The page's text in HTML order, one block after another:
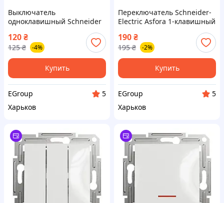
Выключатель
одноклавишный Schneider
Electric белый, без рамки
Asfora
120₴
125 ₴ -4%
Купить
EGroup
5
Харьков
Переключатель Schneider-
Electric Asfora 1-клавишный
190₴
195 ₴ -2%
Купить
EGroup
5
Харьков